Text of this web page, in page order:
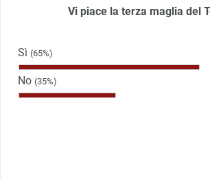
Vi piace la terza maglia del
Sì (65%)
No (35%)